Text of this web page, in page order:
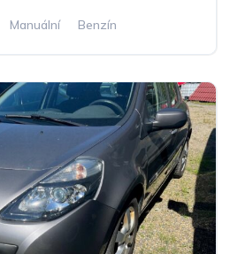
Manuální
Benzín